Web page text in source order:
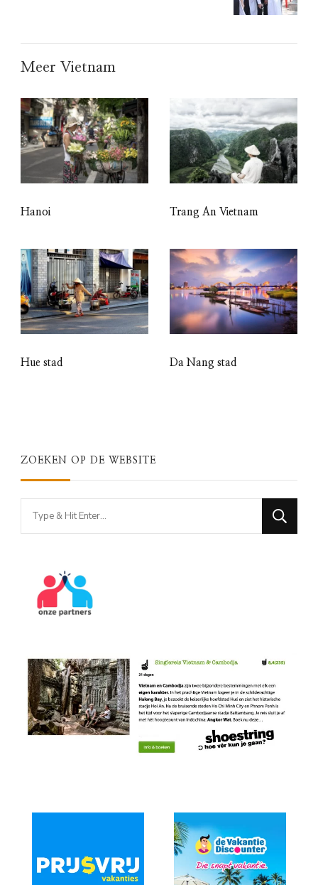
Meer Vietnam
Hanoi Trang An Vietnam
Hue stad Da Nang stad
ZOEKEN OP DE WEBSITE
Looking